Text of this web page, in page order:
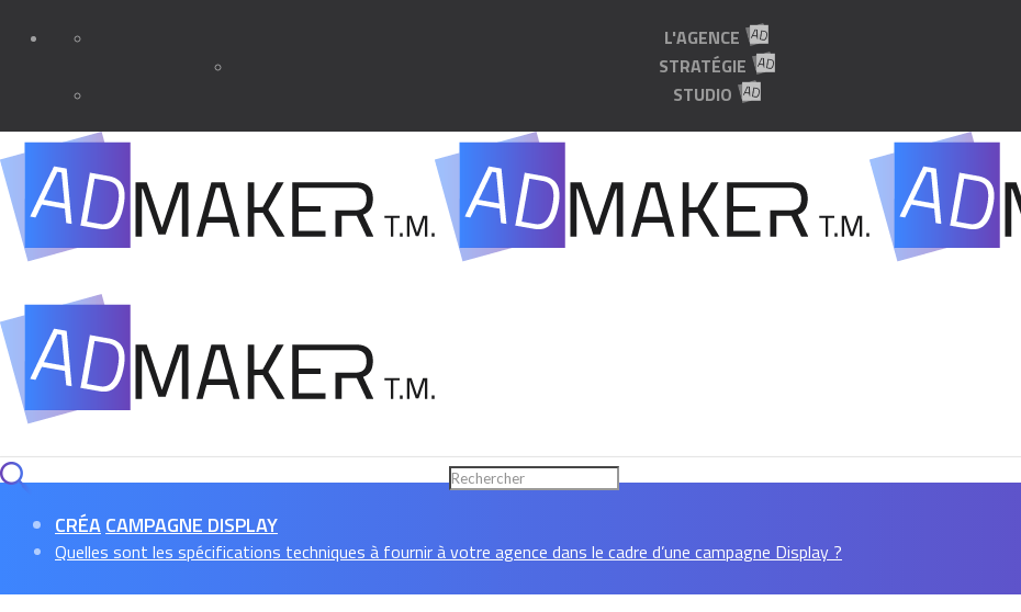
L'AGENCE
STRATÉGIE
STUDIO
CRÉACAMPAGNE DISPLAY
Quelles sont les spécifications techniques à fournir à votre agence dans le cadre d’une campagne Display ?